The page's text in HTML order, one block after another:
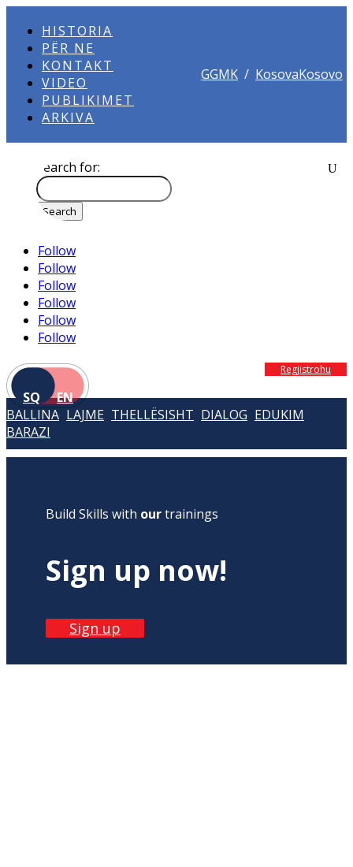
HISTORIA
PËR NE
KONTAKT
VIDEO
PUBLIKIMET
ARKIVA
GGMK / KosovaKosovo
Search for:
Follow
Follow
Follow
Follow
Follow
Follow
SQ EN
Regjistrohu
BALLINA LAJME THELLËSISHT DIALOG EDUKIM
BARAZI
Build Skills with ourtrainings
Sign up now!
Sign up